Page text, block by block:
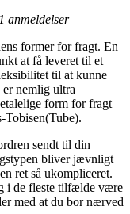
anmeldelser
former for fragt. En
at få leveret til et
til at kunne
nemlig ultra
form for fragt
Tobisen(Tube).
sendt til din
bliver jævnligt
ret så ukompliceret.
i de fleste tilfælde være
med at du bor nærved